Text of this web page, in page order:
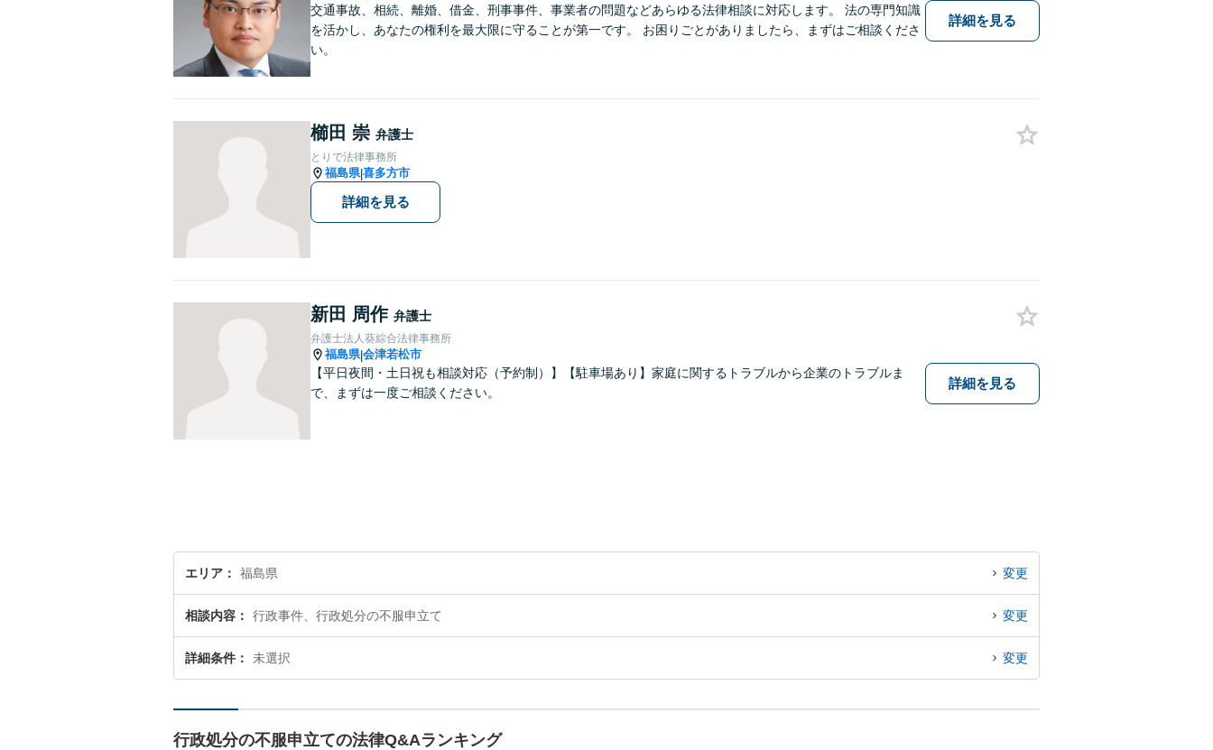
交通事故、相続、離婚、借金、刑事事件、事業者の問題などあらゆる法律相談に対応します。 法の専門知識
を活かし、あなたの権利を最大限に守ることが第一です。 お困りごとがありましたら、まずはご相談くださ
い。
詳細を見る
櫛田 崇 弁護士
とりで法律事務所
福島県|喜多方市
詳細を見る
新田 周作 弁護士
弁護士法人葵綜合法律事務所
福島県|会津若松市
【平日夜間・土日祝も相談対応（予約制）】【駐車場あり】家庭に関するトラブルから企業のトラブルま
で、まずは一度ご相談ください。
詳細を見る
エリア 福島県 変更
相談内容 行政事件、行政処分の不服申立て 変更
詳細条件 未選択 変更
行政処分の不服申立ての法律Q&Aランキング